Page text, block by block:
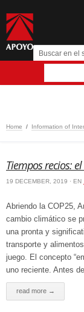
Home / Information of
Tiempos recios:
19 DECEMBER, 2019 · EN
Abriendo la COP25,
cambio climático se
una pronta y
transporte y
juego. El concepto
uno reciente. Antes
read more →